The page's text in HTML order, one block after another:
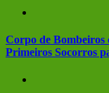
Corpo de Bombeiros
Primeiros Socorros